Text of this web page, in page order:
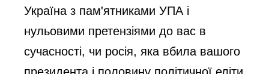
Україна з пам'ятниками УПА і
нульовими претензіями до вас в
сучасності, чи росія, яка вбила вашого